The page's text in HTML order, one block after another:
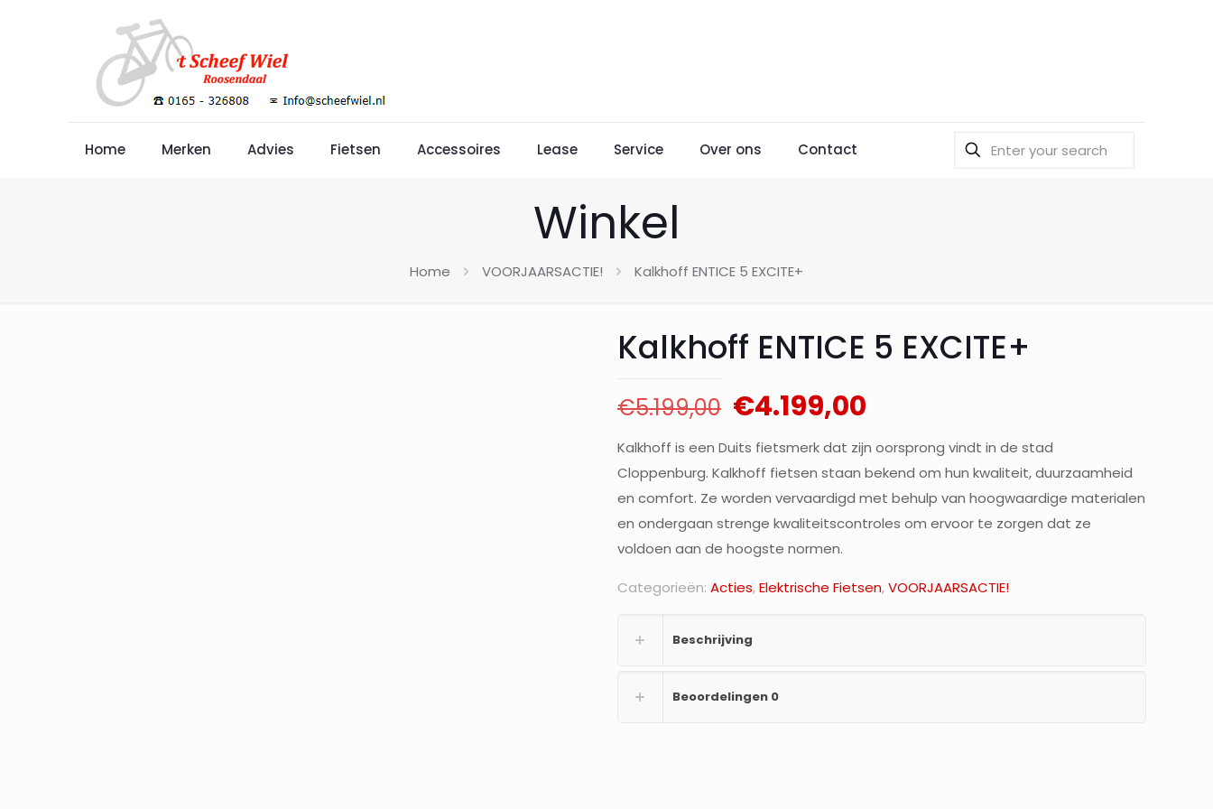
Home Merken Advies Fietsen Accessoires Lease Service Over ons Contact
Winkel
Home VOORJAARSACTIE! Kalkhoff ENTICE 5 EXCITE+
Kalkhoff ENTICE 5 EXCITE+
€5.199,00 Oorspronkelijke
prijs
was:
€5.199,00.
€4.199,00
is:
€4.199,00.
Kalkhoff is een Duits fietsmerk dat zijn oorsprong vindt in de stad
Cloppenburg. Kalkhoff fietsen staan bekend om hun kwaliteit, duurzaamheid
en comfort. Ze worden vervaardigd met behulp van hoogwaardige materialen
en ondergaan strenge kwaliteitscontroles om ervoor te zorgen dat ze
voldoen aan de hoogste normen.
Categorieën: Acties,Elektrische Fietsen,VOORJAARSACTIE!
Beschrijving
Beoordelingen 0